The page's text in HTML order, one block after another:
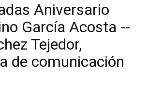
Aniversario
García Acosta --
Tejedor,
de comunicación